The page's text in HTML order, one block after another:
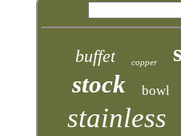
buffet copper
stock bowl
stainless